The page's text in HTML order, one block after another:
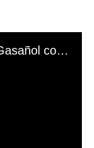
El mal momento de Yanina Gasañol con un hincha argentino en "Subrayado"